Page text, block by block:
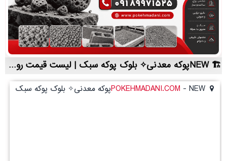
NEWپوکه معدنی✧ بلوک پوکه سبک | لیست قیمت روز و خرید مستقیم ، مناسب تر از نمایندگی شهرستان ها
POKEHMADANI.COM - NEWپوکه معدنی✧ بلوک پوکه سبک